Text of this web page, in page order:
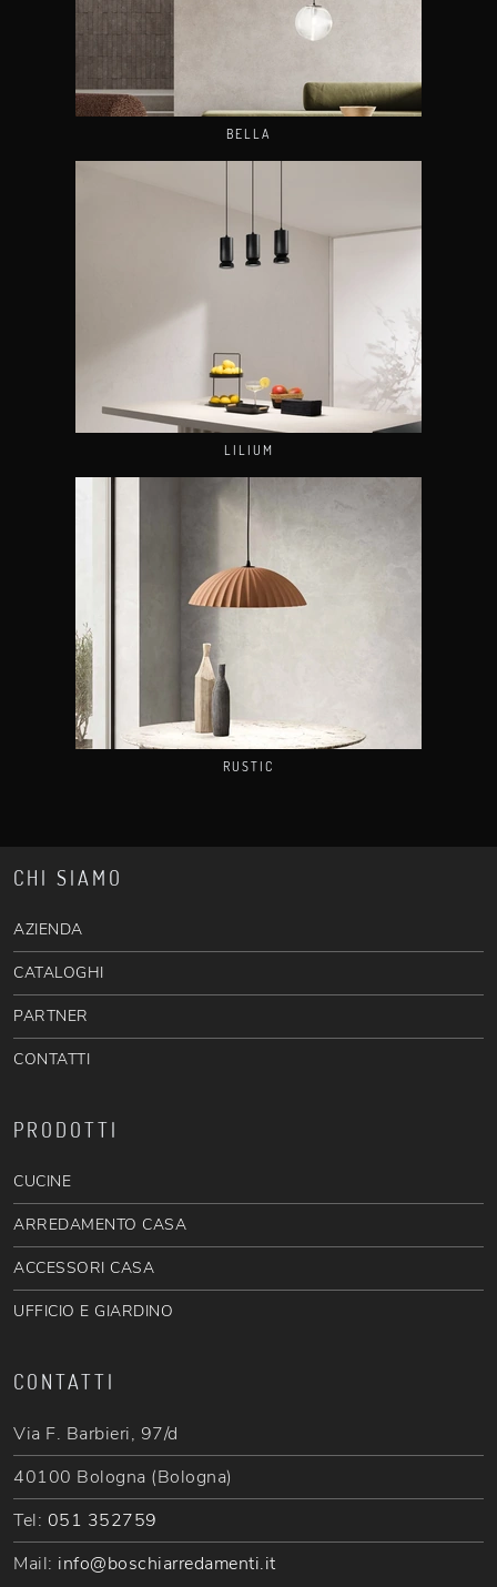
BELLA
LILIUM
RUSTIC
CHI SIAMO
AZIENDA
CATALOGHI
PARTNER
CONTATTI
PRODOTTI
CUCINE
ARREDAMENTO CASA
ACCESSORI CASA
UFFICIO E GIARDINO
CONTATTI
Via F. Barbieri, 97/d
40100 Bologna (Bologna)
Tel: 051 352759
Mail: info@boschiarredamenti.it